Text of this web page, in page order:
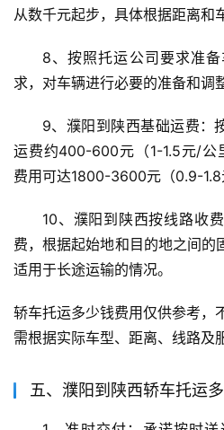
从数千元起步，具体根据距离和
8、按照托运公司要求准
求，对车辆进行必要的准备和调
9、濮阳到陕西基础运费：
运费约400-600元（1-1.5元/公
费用可达1800-3600元（0.9-1.8
10、濮阳到陕西按线路收
费，根据起始地和目的地之间的
适用于长途运输的情况。
轿车托运多少钱费用仅供参考，
需根据实际车型、距离、线路及
五、濮阳到陕西轿车托运